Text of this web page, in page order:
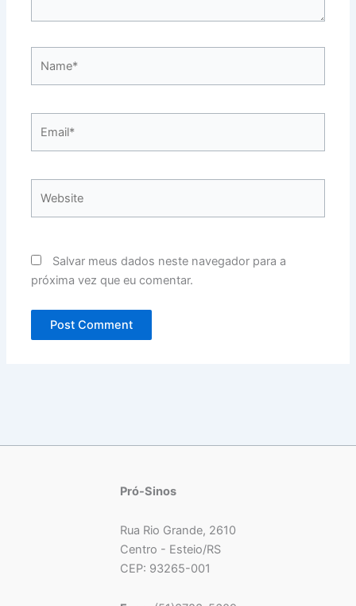
Salvar meus dados neste navegador para a
próxima vez que eu comentar.
Pró-Sinos
Rua Rio Grande, 2610
Centro - Esteio/RS
CEP: 93265-001